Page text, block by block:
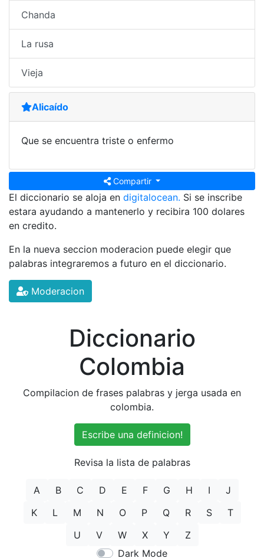
Chanda
La rusa
Vieja
Alicaído
Que se encuentra triste o enfermo
Compartir
El diccionario se aloja en digitalocean. Si se inscribe
estara ayudando a mantenerlo y recibira 100 dolares
en credito.
En la nueva seccion moderacion puede elegir que
palabras integraremos a futuro en el diccionario.
Moderacion
Diccionario
Colombia
Compilacion de frases palabras y jerga usada en
colombia.
Escribe una definicion!
Revisa la lista de palabras
A B C D E F G H I
J
K
L M N O P Q R S
T
U
V W X Y
Z
Dark Mode